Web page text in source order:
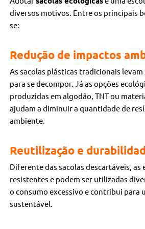
diversos motivos. Entre os principais
se:
Redução de impactos
As sacolas plásticas tradicionais levam
para se decompor. Já as opções
produzidas em algodão, TNT ou
ajudam a diminuir a quantidade de
ambiente.
Reutilização e
Diferente das sacolas descartáveis, as
resistentes e podem ser utilizadas
o consumo excessivo e contribui para
sustentável.